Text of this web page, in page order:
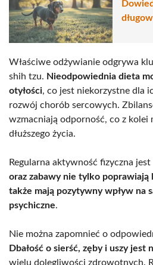
Właściwe odżywianie odgrywa
shih tzu. Nieodpowiednia dieta
otyłości, co jest niekorzystne dla
rozwój chorób sercowych.
wzmacniają odporność, co z kolei
dłuższego życia.
Regularna aktywność fizyczna
oraz zabawy nie tylko poprawiają
także mają pozytywny wpływ na
psychiczne.
Nie można zapomnieć o
Dbałość o sierść, zęby i uszy jest
wielu dolegliwości zdrowotnych.